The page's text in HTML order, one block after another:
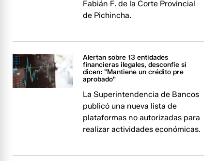
Fabián F. de la Corte Provincial
de Pichincha.
Alertan sobre 13 entidades
financieras ilegales, desconfíe si
dicen: "Mantiene un crédito pre
aprobado"
La Superintendencia de Bancos
publicó una nueva lista de
plataformas no autorizadas para
realizar actividades económicas.